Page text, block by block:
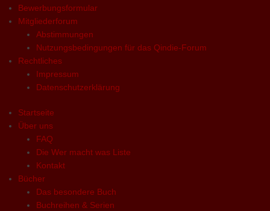
Bewerbungsformular
Mitgliederforum
Abstimmungen
Nutzungsbedingungen für das Qindie-Forum
Rechtliches
Impressum
Datenschutzerklärung
Startseite
Über uns
FAQ
Die Wer macht was Liste
Kontakt
Bücher
Das besondere Buch
Buchreihen & Serien